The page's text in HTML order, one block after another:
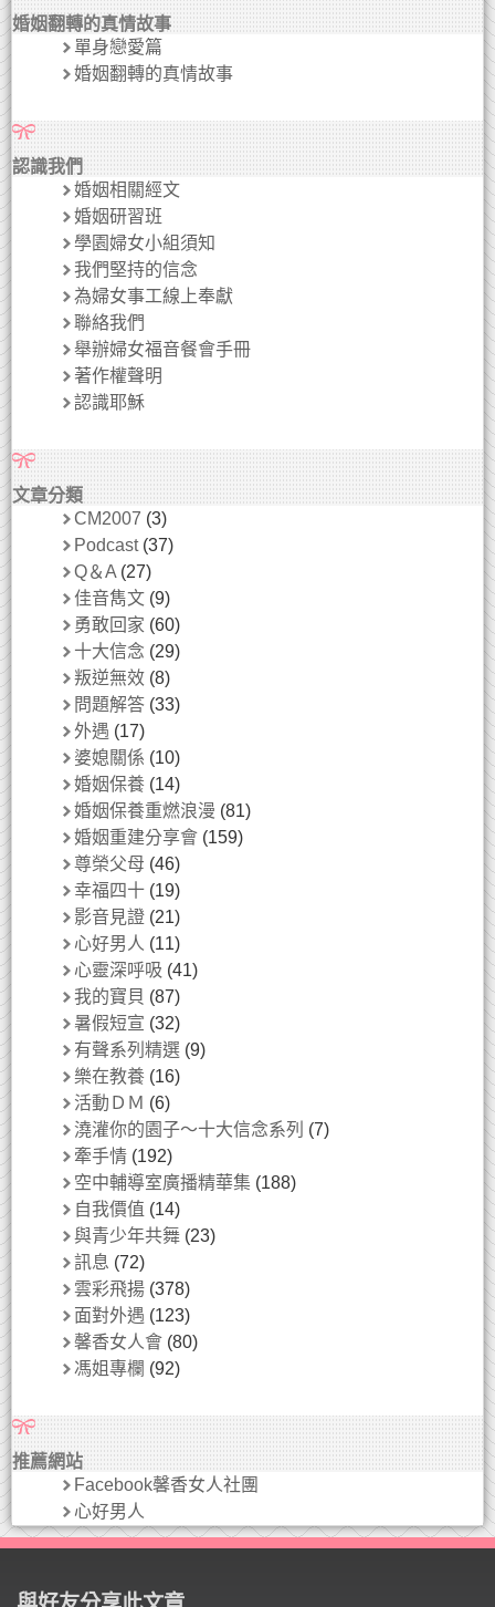
婚姻翻轉的真情故事
單身戀愛篇
婚姻翻轉的真情故事
認識我們
婚姻相關經文
婚姻研習班
學園婦女小組須知
我們堅持的信念
為婦女事工線上奉獻
聯絡我們
舉辦婦女福音餐會手冊
著作權聲明
認識耶穌
文章分類
CM2007 (3)
Podcast(37)
Q＆A (27)
佳音雋文 (9)
勇敢回家 (60)
十大信念 (29)
叛逆無效 (8)
問題解答 (33)
外遇 (17)
婆媳關係 (10)
婚姻保養 (14)
婚姻保養重燃浪漫 (81)
婚姻重建分享會 (159)
尊榮父母 (46)
幸福四十 (19)
影音見證 (21)
心好男人 (11)
心靈深呼吸 (41)
我的寶貝 (87)
暑假短宣 (32)
有聲系列精選 (9)
樂在教養 (16)
活動ＤＭ (6)
澆灌你的園子～十大信念系列 (7)
牽手情 (192)
空中輔導室廣播精華集 (188)
自我價值 (14)
與青少年共舞 (23)
訊息 (72)
雲彩飛揚 (378)
面對外遇 (123)
馨香女人會 (80)
馮姐專欄 (92)
推薦網站
Facebook馨香女人社團
心好男人